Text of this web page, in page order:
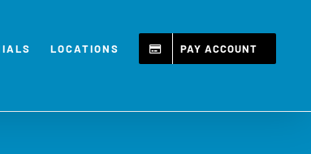
LOCATIONS PAY ACCOUNT